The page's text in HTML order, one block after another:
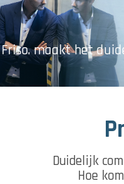
Friso. maakt het
Duidelijk
Hoe